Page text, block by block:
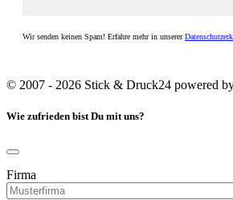
Wir senden keinen Spam! Erfahre mehr in unserer
© 2007 - 2026 Stick & Druck24 powered
Wie zufrieden bist Du mit uns?
Firma